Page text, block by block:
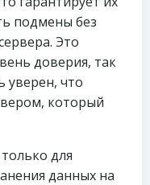
подмены без
Это
доверия, так
уверен, что
который
для
данных на